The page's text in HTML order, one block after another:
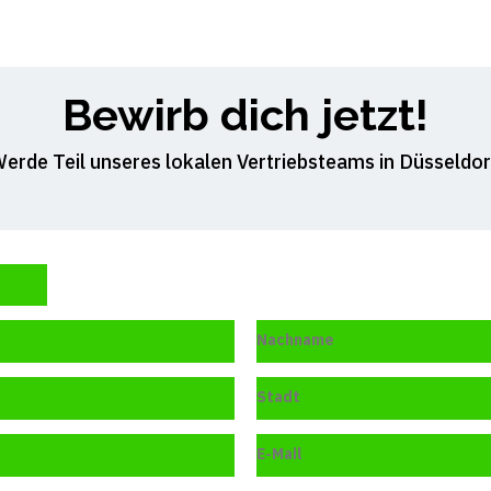
Bewirb dich jetzt!
Teil unseres lokalen Vertriebsteams in